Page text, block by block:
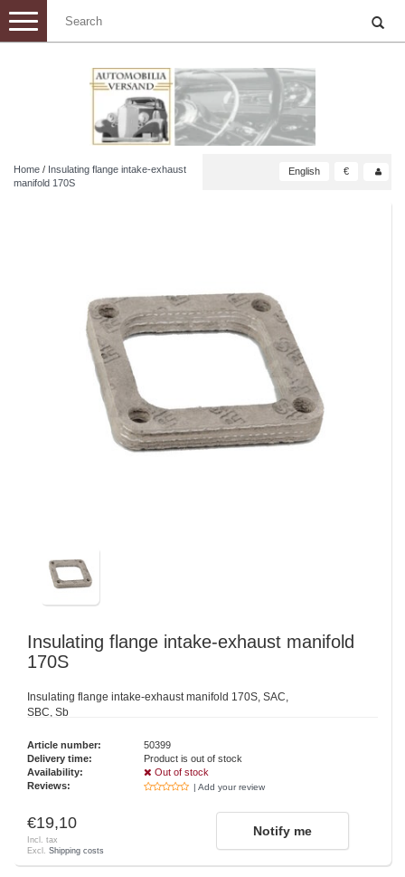
Toggle
navigation
Home / Insulating flange intake-exhaust
manifold 170S
English €
Insulating flange intake-exhaust manifold
170S
Insulating flange intake-exhaust manifold 170S, SAC,
SBC, Sb
Article number:
50399
Delivery time:
Product is out of stock
Availability:
Out of stock
Reviews:
| Add your review
€19,10
Incl. tax
Excl. Shipping costs
Notify me